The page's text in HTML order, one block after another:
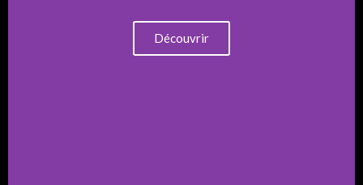
Découvrir